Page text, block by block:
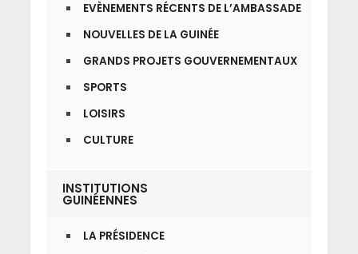
EVÈNEMENTS RÉCENTS DE L’AMBASSADE
NOUVELLES DE LA GUINÉE
GRANDS PROJETS GOUVERNEMENTAUX
SPORTS
LOISIRS
CULTURE
INSTITUTIONS
GUINÉENNES
LA PRÉSIDENCE